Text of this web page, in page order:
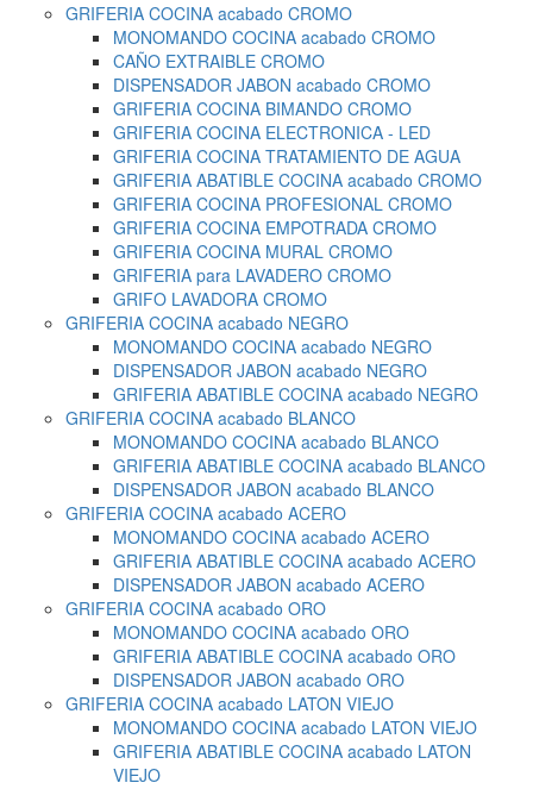
GRIFERIA COCINA acabado CROMO
MONOMANDO COCINA acabado CROMO
CAÑO EXTRAIBLE CROMO
DISPENSADOR JABON acabado CROMO
GRIFERIA COCINA BIMANDO CROMO
GRIFERIA COCINA ELECTRONICA - LED
GRIFERIA COCINA TRATAMIENTO DE AGUA
GRIFERIA ABATIBLE COCINA acabado CROMO
GRIFERIA COCINA PROFESIONAL CROMO
GRIFERIA COCINA EMPOTRADA CROMO
GRIFERIA COCINA MURAL CROMO
GRIFERIA para LAVADERO CROMO
GRIFO LAVADORA CROMO
GRIFERIA COCINA acabado NEGRO
MONOMANDO COCINA acabado NEGRO
DISPENSADOR JABON acabado NEGRO
GRIFERIA ABATIBLE COCINA acabado NEGRO
GRIFERIA COCINA acabado BLANCO
MONOMANDO COCINA acabado BLANCO
GRIFERIA ABATIBLE COCINA acabado BLANCO
DISPENSADOR JABON acabado BLANCO
GRIFERIA COCINA acabado ACERO
MONOMANDO COCINA acabado ACERO
GRIFERIA ABATIBLE COCINA acabado ACERO
DISPENSADOR JABON acabado ACERO
GRIFERIA COCINA acabado ORO
MONOMANDO COCINA acabado ORO
GRIFERIA ABATIBLE COCINA acabado ORO
DISPENSADOR JABON acabado ORO
GRIFERIA COCINA acabado LATON VIEJO
MONOMANDO COCINA acabado LATON VIEJO
GRIFERIA ABATIBLE COCINA acabado LATON
VIEJO